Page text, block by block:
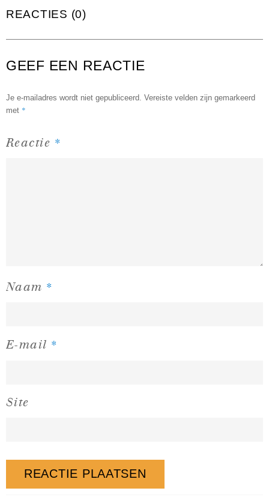
REACTIES (0)
GEEF EEN REACTIE
Je e-mailadres wordt niet gepubliceerd. Vereiste velden zijn gemarkeerd
met *
Reactie *
Naam *
E-mail *
Site